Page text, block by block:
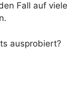
Fall auf viele
ausprobiert?